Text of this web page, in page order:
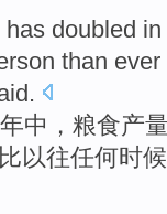
has doubled in
than ever
.
年中 ， 粮食产
比以往任何时